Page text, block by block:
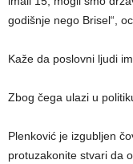
godišnje nego Brisel“,
Kaže da poslovni ljudi
Zbog čega ulazi u
Plenković je izgubljen
protuzakonite stvari da